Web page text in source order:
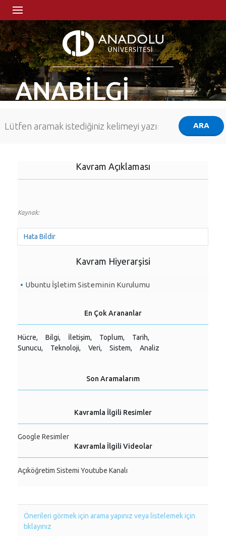
ANABİLGİ
Kavram Açıklaması
Kaynak:
Hata Bildir
Kavram Hiyerarşisi
Ubuntu İşletim Sisteminin Kurulumu
En Çok Arananlar
Hücre, Bilgi, İletişim, Toplum,
Tarih,
Sunucu,
Teknoloji, Veri, Sistem, Analiz
Son Aramalarım
Kavramla İlgili Resimler
Google Resimler
Kavramla İlgili Videolar
Açıköğretim Sistemi Youtube Kanalı
Önerileri görmek için arama yapınız veya listelemek için
tıklayınız